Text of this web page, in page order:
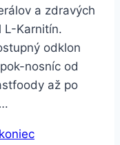
a zdravých
L-Karnitín.
odklon
nosníc od
až po